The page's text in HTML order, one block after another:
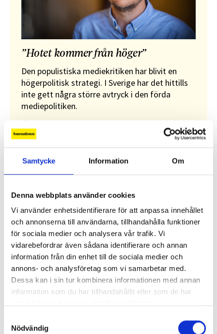
Samtycke Information Om
Denna webbplats använder cookies
Vi använder enhetsidentifierare för att anpassa innehållet
och annonserna till användarna, tillhandahålla funktioner
för sociala medier och analysera vår trafik. Vi
vidarebefordrar även sådana identifierare och annan
information från din enhet till de sociala medier och
annons- och analysföretag som vi samarbetar med.
Dessa kan i sin tur kombinera informationen med annan
information som du har tillhandahållit eller som de har
Nödvändig
”Hotet kommer från höger”
Den populistiska mediekritiken har blivit en
högerpolitisk strategi. I Sverige har det hittills
inte gett några större avtryck i den förda
mediepolitiken.
Alla ledare
Debatt
infrastruktur”
Replik: ”Public service-bolagen behöver Tiktok och
Instagram för att nå hela befolkningen”
”Public service behöver återta ägandet från
techjättarna”
Replik: ”Tv-mediet har svårare att bära verklig
komplexitet – men när det lyckas är det magiskt”